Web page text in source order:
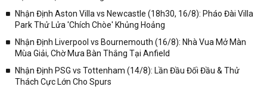
✓ Giải bóng Cúp C1 Châu Âu;
✓ Giải VĐQG Tây Ban Nha;
✓ VĐQG Đức;
Nhận Định Aston Villa vs Newcastle (18h30, 16/8): Pháo Đài Villa
Park Thử Lửa 'Chích Chòe' Khủng Hoảng
Nhận Định Liverpool vs Bournemouth (16/8): Nhà Vua Mở Màn
Mùa Giải, Chờ Mưa Bàn Thắng Tại Anfield
Nhận Định PSG vs Tottenham (14/8): Lần Đầu Đối Đầu & Thử
Thách Cực Lớn Cho Spurs